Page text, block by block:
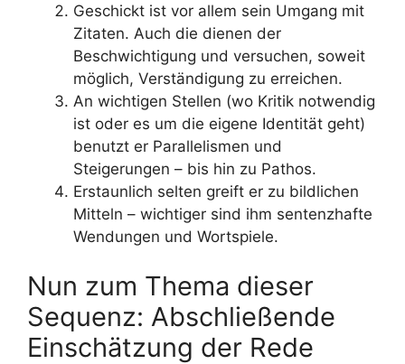
Geschickt ist vor allem sein Umgang mit
Zitaten. Auch die dienen der
Beschwichtigung und versuchen, soweit
möglich, Verständigung zu erreichen.
An wichtigen Stellen (wo Kritik notwendig
ist oder es um die eigene Identität geht)
benutzt er Parallelismen und
Steigerungen – bis hin zu Pathos.
Erstaunlich selten greift er zu bildlichen
Mitteln – wichtiger sind ihm sentenzhafte
Wendungen und Wortspiele.
Nun zum Thema dieser
Sequenz: Abschließende
Einschätzung der Rede